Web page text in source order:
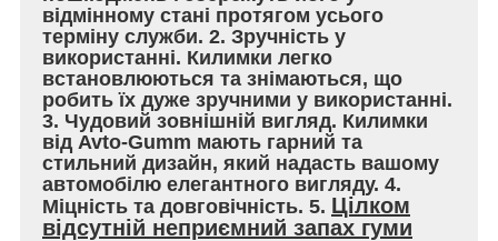
відмінному стані протягом усього
терміну служби. 2. Зручність у
використанні. Килимки легко
встановлюються та знімаються, що
робить їх дуже зручними у використанні.
3. Чудовий зовнішній вигляд. Килимки
від Avto-Gumm мають гарний та
стильний дизайн, який надасть вашому
автомобілю елегантного вигляду. 4.
Міцність та довговічність. 5. Цілком
відсутній неприємний запах гуми